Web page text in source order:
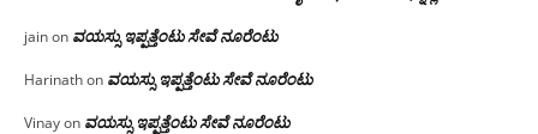
jainon ವಯಸ್ಸು ಇಪ್ಪತ್ತೆಂಟು ಸೇವೆ ನೂರೆಂಟು
Harinathon ವಯಸ್ಸು ಇಪ್ಪತ್ತೆಂಟು ಸೇವೆ ನೂರೆಂಟು
Vinayon ವಯಸ್ಸು ಇಪ್ಪತ್ತೆಂಟು ಸೇವೆ ನೂರೆಂಟು